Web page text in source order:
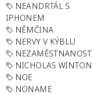
NEANDRTÁL S
IPHONEM
NĚMČINA
NERVY V KÝBLU
NEZAMĚSTNANOST
NICHOLAS WINTON
NOE
NONAME